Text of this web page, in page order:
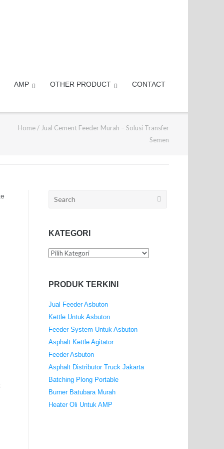
AMP OTHER PRODUCT CONTACT
Home / Jual Cement Feeder Murah – Solusi Transfer
Semen
Search
KATEGORI
Kategori
PRODUK TERKINI
Jual Feeder Asbuton
Kettle Untuk Asbuton
Feeder System Untuk Asbuton
Asphalt Kettle Agitator
Feeder Asbuton
Asphalt Distributor Truck Jakarta
Batching Plong Portable
Burner Batubara Murah
Heater Oli Untuk AMP